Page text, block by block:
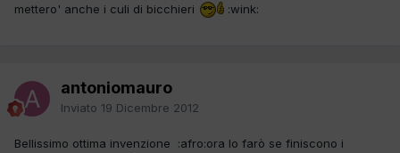
mettero' anche i culi di bicchieri
:wink:
antoniomauro
Inviato 19 Dicembre 2012
Bellissimo ottima invenzione :afro:ora lo farò se finiscono i